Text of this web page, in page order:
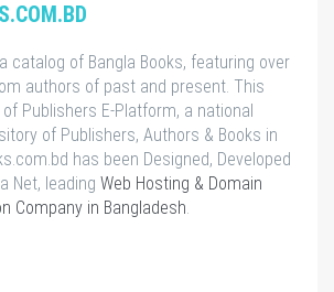
catalog of Bangla Books, featuring over
authors of past and present. This
Publishers E-Platform, a national
of Publishers, Authors & Books in
has been Designed, Developed
Net, leading Web Hosting & Domain
Company in Bangladesh